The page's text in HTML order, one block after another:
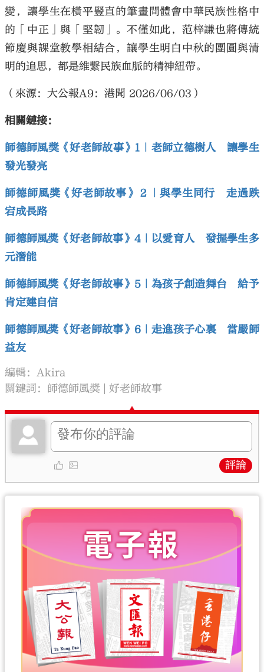
變，讓學生在橫平豎直的筆畫間體會中華民族性格中
的「中正」與「堅韌」。不僅如此，范梓謙也將傳統
節慶與課堂教學相結合，讓學生明白中秋的團圓與清
明的追思，都是維繫民族血脈的精神紐帶。
（來源：大公報A9：港聞 2026/06/03）
相關鏈接：
師德師風獎《好老師故事》1｜老師立德樹人 讓學生
發光發亮
師德師風獎《好老師故事》２｜與學生同行 走過跌
宕成長路
師德師風獎《好老師故事》4｜以愛育人 發掘學生多
元潛能
師德師風獎《好老師故事》5｜為孩子創造舞台 給予
肯定建自信
師德師風獎《好老師故事》6｜走進孩子心裏 當嚴師
益友
編輯：Akira
關鍵詞： 師德師風獎 好老師故事
評論